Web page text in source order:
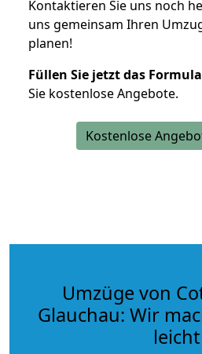
Kontaktieren Sie uns noch
uns gemeinsam Ihren
planen!
Füllen Sie jetzt das
Sie kostenlose Angebote.
Kostenlose
Umzüge von
Glauchau: Wir
leicht